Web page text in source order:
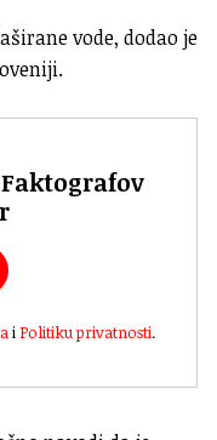
vode, dodao je
i Politiku privatnosti.